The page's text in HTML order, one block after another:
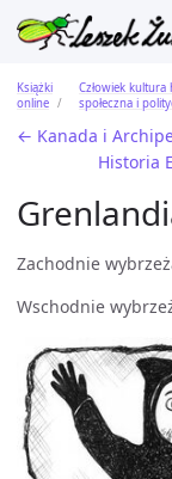
Książki
online
Człowiek
społeczna i
← Kanada i
Historia
Zachodnie
Wschodnie